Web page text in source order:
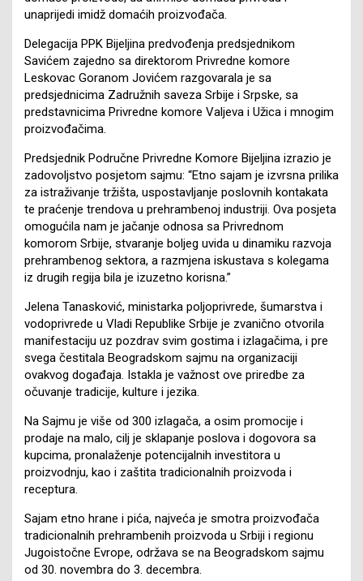
unaprijedi imidž domaćih proizvođača.
Delegacija PPK Bijeljina predvođenja predsjednikom
Savićem zajedno sa direktorom Privredne komore
Leskovac Goranom Jovićem razgovarala je sa
predsjednicima Zadružnih saveza Srbije i Srpske, sa
predstavnicima Privredne komore Valjeva i Užica i mnogim
proizvođačima.
Predsjednik Područne Privredne Komore Bijeljina izrazio je
zadovoljstvo posjetom sajmu: “Etno sajam je izvrsna prilika
za istraživanje tržišta, uspostavljanje poslovnih kontakata
te praćenje trendova u prehrambenoj industriji. Ova posjeta
omogućila nam je jačanje odnosa sa Privrednom
komorom Srbije, stvaranje boljeg uvida u dinamiku razvoja
prehrambenog sektora, a razmjena iskustava s kolegama
iz drugih regija bila je izuzetno korisna.”
Jelena Tanasković, ministarka poljoprivrede, šumarstva i
vodoprivrede u Vladi Republike Srbije je zvanično otvorila
manifestaciju uz pozdrav svim gostima i izlagačima, i pre
svega čestitala Beogradskom sajmu na organizaciji
ovakvog događaja. Istakla je važnost ove priredbe za
očuvanje tradicije, kulture i jezika.
Na Sajmu je više od 300 izlagača, a osim promocije i
prodaje na malo, cilj je sklapanje poslova i dogovora sa
kupcima, pronalaženje potencijalnih investitora u
proizvodnju, kao i zaštita tradicionalnih proizvoda i
receptura.
Sajam etno hrane i pića, najveća je smotra proizvođača
tradicionalnih prehrambenih proizvoda u Srbiji i regionu
Jugoistočne Evrope, održava se na Beogradskom sajmu
od 30. novembra do 3. decembra.